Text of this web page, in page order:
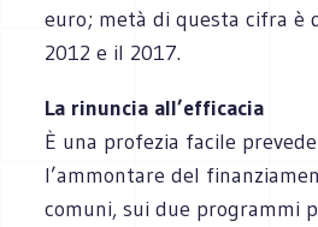
euro; metà di questa cifra è
2012 e il 2017.
La rinuncia all’efficacia
È una profezia facile
l’ammontare del
comuni, sui due programmi